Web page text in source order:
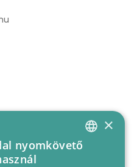
HUNGARIAN
×
nyomkövető